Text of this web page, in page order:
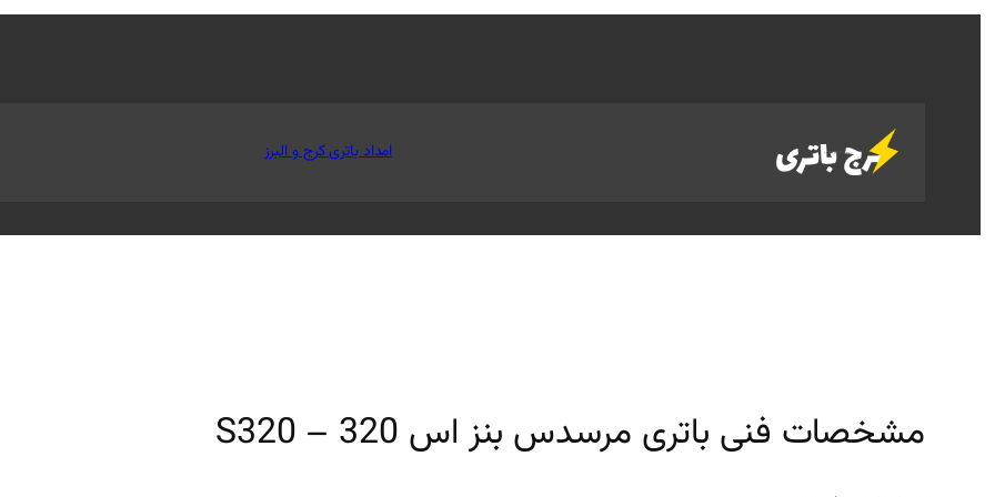
امداد باتری کرج و البرز
مشخصات فنی باتری مرسدس بنز اس 320 – S320